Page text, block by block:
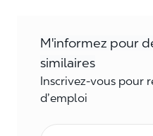
M'informez pour
similaires
Inscrivez-vous pour
d’emploi
Courriel*